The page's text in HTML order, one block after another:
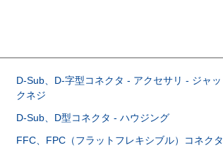
D-Sub、D-字型コネクタ - アクセサリ - ジャッ
クネジ
D-Sub、D型コネクタ - ハウジング
FFC、FPC（フラットフレキシブル）コネクタ